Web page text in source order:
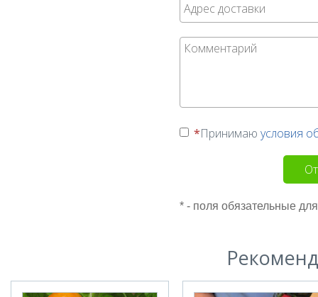
Принимаю условия
* - поля обязательные